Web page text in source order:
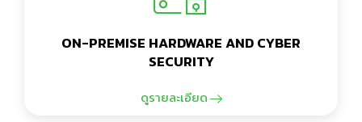
ON-PREMISE HARDWARE AND CYBER
SECURITY
ดูรายละเอียด